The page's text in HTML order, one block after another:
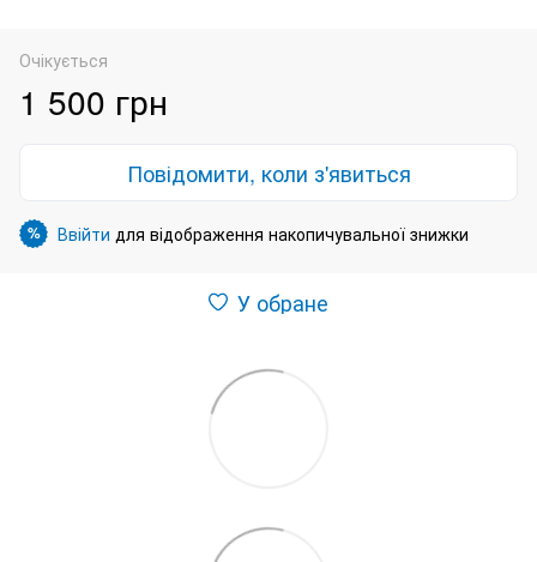
Очікується
1 500 грн
Повідомити, коли з'явиться
% Ввійти для відображення накопичувальної знижки
У обране